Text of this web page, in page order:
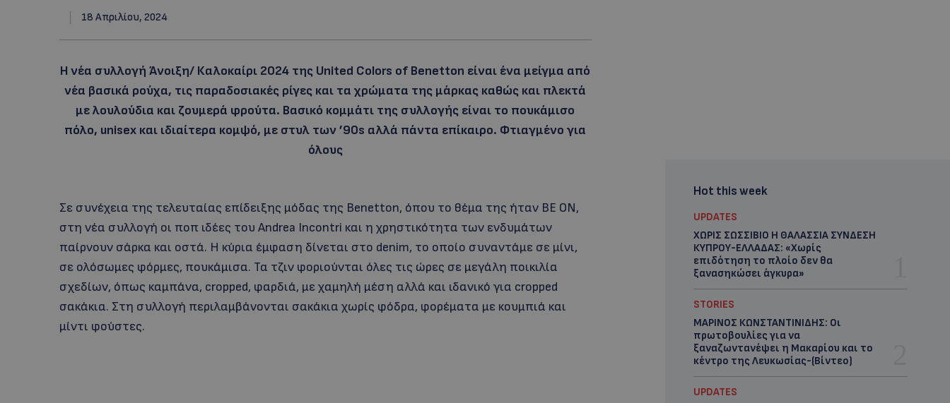
18 Απριλίου, 2024
Η νέα συλλογή Άνοιξη/ Καλοκαίρι 2024 της United Colors of Benetton είναι ένα μείγμα από
νέα βασικά ρούχα, τις παραδοσιακές ρίγες και τα χρώματα της μάρκας καθώς και πλεκτά
με λουλούδια και ζουμερά φρούτα. Βασικό κομμάτι της συλλογής είναι το πουκάμισο
πόλο, unisex και ιδιαίτερα κομψό, με στυλ των ’90s αλλά πάντα επίκαιρο. Φτιαγμένο για
όλους
Σε συνέχεια της τελευταίας επίδειξης μόδας της Benetton, όπου το θέμα της ήταν BE ON,
στη νέα συλλογή οι ποπ ιδέες του Andrea Incontri και η χρηστικότητα των ενδυμάτων
παίρνουν σάρκα και οστά. Η κύρια έμφαση δίνεται στο denim, το οποίο συναντάμε σε μίνι,
σε ολόσωμες φόρμες, πουκάμισα. Τα τζιν φοριούνται όλες τις ώρες σε μεγάλη ποικιλία
σχεδίων, όπως καμπάνα, cropped, φαρδιά, με χαμηλή μέση αλλά και ιδανικό για cropped
σακάκια. Στη συλλογή περιλαμβάνονται σακάκια χωρίς φόδρα, φορέματα με κουμπιά και
μίντι φούστες.
Hot this week
UPDATES
ΧΩΡΙΣ ΣΩΣΣΙΒΙΟ Η ΘΑΛΑΣΣΙΑ ΣΥΝΔΕΣΗ
ΚΥΠΡΟΥ-ΕΛΛΑΔΑΣ: «Χωρίς
επιδότηση το πλοίο δεν θα
ξανασηκώσει άγκυρα»
STORIES
ΜΑΡΙΝΟΣ ΚΩΝΣΤΑΝΤΙΝΙΔΗΣ: Οι
πρωτοβουλίες για να
ξαναζωντανέψει η Μακαρίου και το
κέντρο της Λευκωσίας-(Βίντεο)
UPDATES